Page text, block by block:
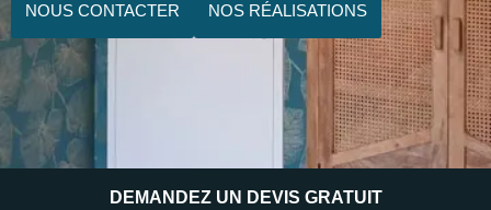
NOUS CONTACTER NOS RÉALISATIONS
DEMANDEZ UN DEVIS GRATUIT